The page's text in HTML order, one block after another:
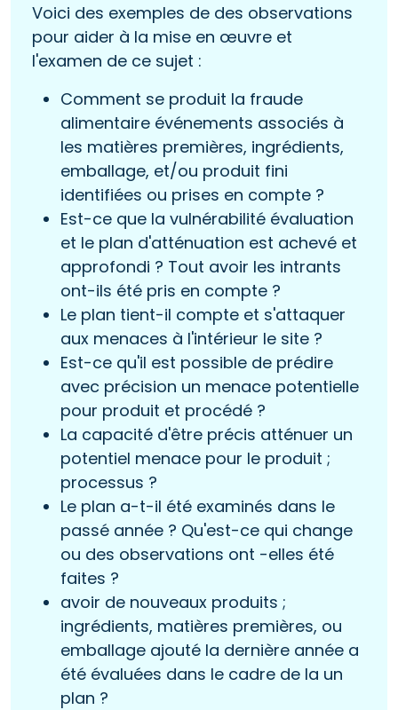
Voici des exemples de des observations
pour aider à la mise en œuvre et
l'examen de ce sujet :
Comment se produit la fraude
alimentaire événements associés à
les matières premières, ingrédients,
emballage, et/ou produit fini
identifiées ou prises en compte ?
Est-ce que la vulnérabilité évaluation
et le plan d'atténuation est achevé et
approfondi ? Tout avoir les intrants
ont-ils été pris en compte ?
Le plan tient-il compte et s'attaquer
aux menaces à l'intérieur le site ?
Est-ce qu'il est possible de prédire
avec précision un menace potentielle
pour produit et procédé ?
La capacité d'être précis atténuer un
potentiel menace pour le produit ;
processus ?
Le plan a-t-il été examinés dans le
passé année ? Qu'est-ce qui change
ou des observations ont -elles été
faites ?
avoir de nouveaux produits ;
ingrédients, matières premières, ou
emballage ajouté la dernière année a
été évaluées dans le cadre de la un
plan ?